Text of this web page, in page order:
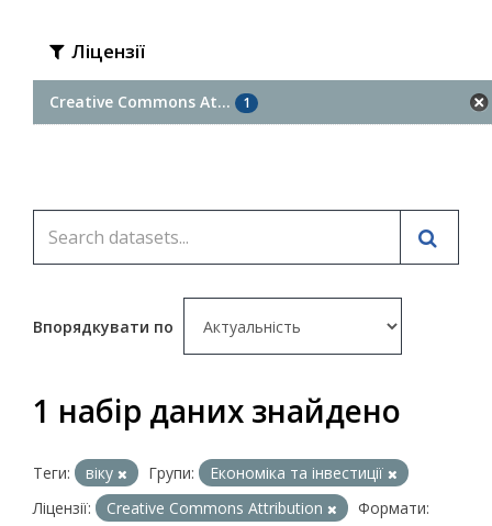
Ліцензії
Creative Commons At... 1
Впорядкувати по
1 набір даних знайдено
Теги: віку Групи:
Економіка та інвестиції
Ліцензії:
Creative Commons Attribution
Формати: